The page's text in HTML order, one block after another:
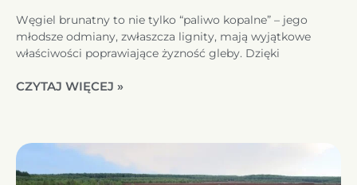
Węgiel brunatny to nie tylko “paliwo kopalne” – jego
młodsze odmiany, zwłaszcza lignity, mają wyjątkowe
właściwości poprawiające żyzność gleby. Dzięki
CZYTAJ WIĘCEJ »